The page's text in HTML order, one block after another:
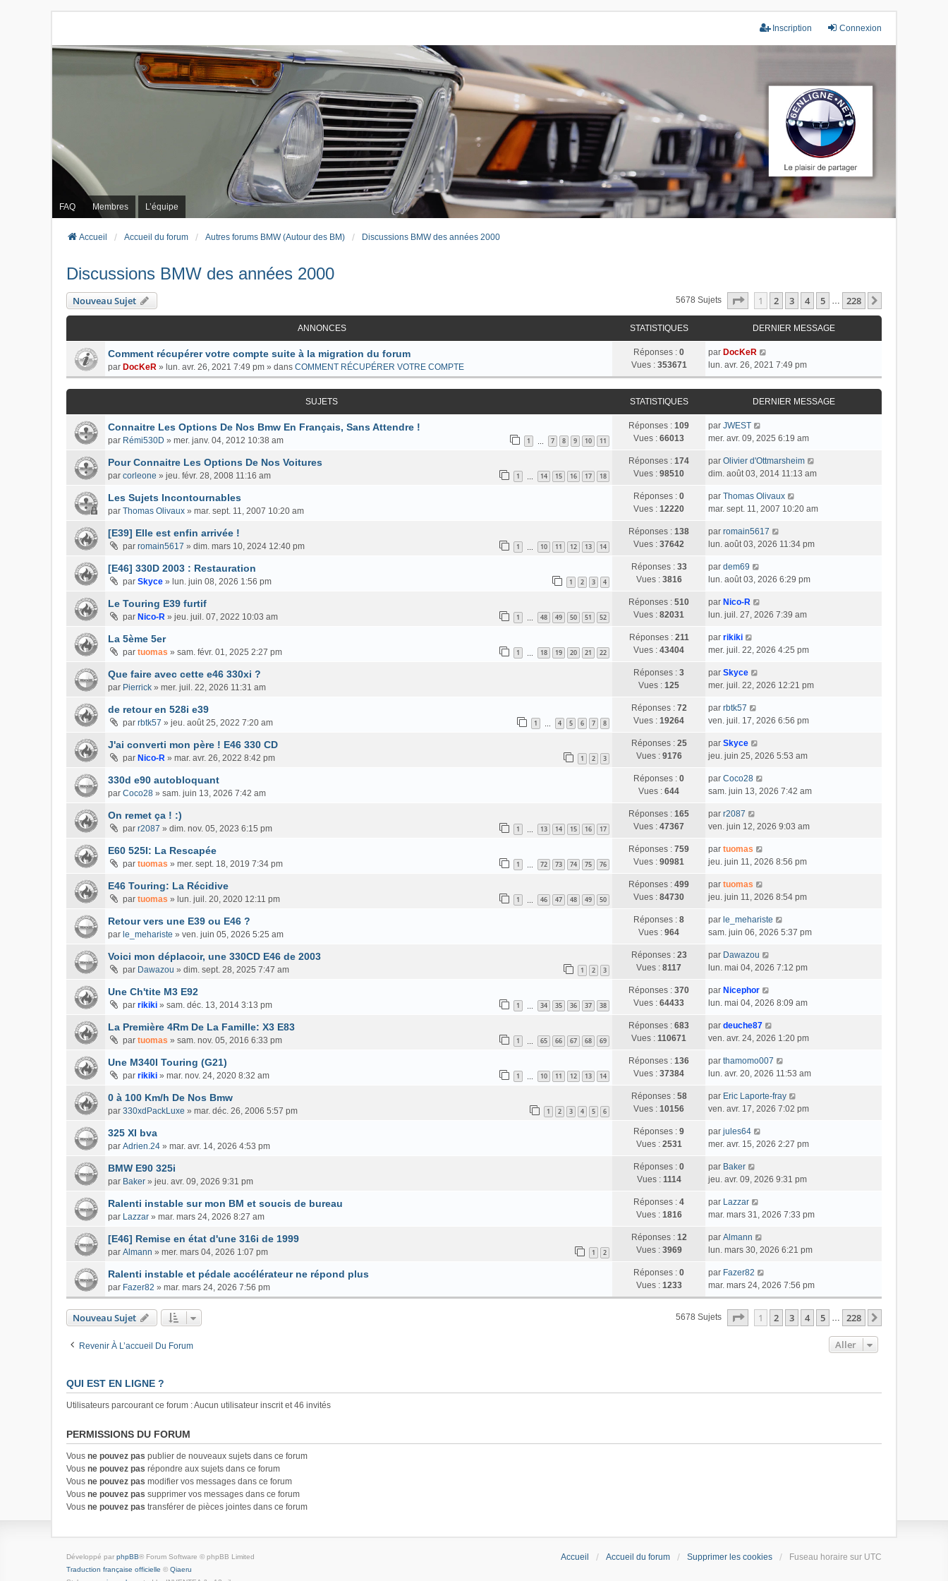
Connexion
Inscription
FAQ Membres L’équipe
Accueil Accueil du forum Autres forums BMW (Autour des BM) Discussions BMW des années 2000
Discussions BMW des années 2000
Nouveau Sujet 5678 Sujets Page Sur228
1 2 3 4 5 … 228
ANNONCES STATISTIQUES DERNIER MESSAGE
Comment récupérer votre compte suite à la migration du forum
par DocKeR » lun. avr. 26, 2021 7:49 pm » dans COMMENT RÉCUPÉRER VOTRE COMPTE
Réponses : 0
Vues : 353671
par DocKeR
lun. avr. 26, 2021 7:49 pm
SUJETS STATISTIQUES DERNIER MESSAGE
Connaitre Les Options De Nos Bmw En Français, Sans Attendre !
par Rémi530D » mer. janv. 04, 2012 10:38 am 1 … 7 8 9 10 11
Réponses : 109
Vues : 66013
par JWEST
mer. avr. 09, 2025 6:19 am
Pour Connaitre Les Options De Nos Voitures
par corleone » jeu. févr. 28, 2008 11:16 am 1 … 14 15 16 17 18
Réponses : 174
Vues : 98510
par Olivier d'Ottmarsheim
dim. août 03, 2014 11:13 am
Les Sujets Incontournables
par Thomas Olivaux » mar. sept. 11, 2007 10:20 am
Réponses : 0
Vues : 12220
par Thomas Olivaux
mar. sept. 11, 2007 10:20 am
[E39] Elle est enfin arrivée !
par romain5617 » dim. mars 10, 2024 12:40 pm 1 … 10 11 12 13 14
Réponses : 138
Vues : 37642
par romain5617
lun. août 03, 2026 11:34 pm
[E46] 330D 2003 : Restauration
par Skyce » lun. juin 08, 2026 1:56 pm 1 2 3 4
Réponses : 33
Vues : 3816
par dem69
lun. août 03, 2026 6:29 pm
Le Touring E39 furtif
par Nico-R » jeu. juil. 07, 2022 10:03 am 1 … 48 49 50 51 52
Réponses : 510
Vues : 82031
par Nico-R
lun. juil. 27, 2026 7:39 am
La 5ème 5er
par tuomas » sam. févr. 01, 2025 2:27 pm 1 … 18 19 20 21 22
Réponses : 211
Vues : 43404
par rikiki
mer. juil. 22, 2026 4:25 pm
Que faire avec cette e46 330xi ?
par Pierrick » mer. juil. 22, 2026 11:31 am
Réponses : 3
Vues : 125
par Skyce
mer. juil. 22, 2026 12:21 pm
de retour en 528i e39
par rbtk57 » jeu. août 25, 2022 7:20 am 1 … 4 5 6 7 8
Réponses : 72
Vues : 19264
par rbtk57
ven. juil. 17, 2026 6:56 pm
J'ai converti mon père ! E46 330 CD
par Nico-R » mar. avr. 26, 2022 8:42 pm 1 2 3
Réponses : 25
Vues : 9176
par Skyce
jeu. juin 25, 2026 5:53 am
330d e90 autobloquant
par Coco28 » sam. juin 13, 2026 7:42 am
Réponses : 0
Vues : 644
par Coco28
sam. juin 13, 2026 7:42 am
On remet ça ! :)
par r2087 » dim. nov. 05, 2023 6:15 pm 1 … 13 14 15 16 17
Réponses : 165
Vues : 47367
par r2087
ven. juin 12, 2026 9:03 am
E60 525I: La Rescapée
par tuomas » mer. sept. 18, 2019 7:34 pm 1 … 72 73 74 75 76
Réponses : 759
Vues : 90981
par tuomas
jeu. juin 11, 2026 8:56 pm
E46 Touring: La Récidive
par tuomas » lun. juil. 20, 2020 12:11 pm 1 … 46 47 48 49 50
Réponses : 499
Vues : 84730
par tuomas
jeu. juin 11, 2026 8:54 pm
Retour vers une E39 ou E46 ?
par le_mehariste » ven. juin 05, 2026 5:25 am
Réponses : 8
Vues : 964
par le_mehariste
sam. juin 06, 2026 5:37 pm
Voici mon déplacoir, une 330CD E46 de 2003
par Dawazou » dim. sept. 28, 2025 7:47 am 1 2 3
Réponses : 23
Vues : 8117
par Dawazou
lun. mai 04, 2026 7:12 pm
Une Ch'tite M3 E92
par rikiki » sam. déc. 13, 2014 3:13 pm 1 … 34 35 36 37 38
Réponses : 370
Vues : 64433
par Nicephor
lun. mai 04, 2026 8:09 am
La Première 4Rm De La Famille: X3 E83
par tuomas » sam. nov. 05, 2016 6:33 pm 1 … 65 66 67 68 69
Réponses : 683
Vues : 110671
par deuche87
ven. avr. 24, 2026 1:20 pm
Une M340I Touring (G21)
par rikiki » mar. nov. 24, 2020 8:32 am 1 … 10 11 12 13 14
Réponses : 136
Vues : 37384
par thamomo007
lun. avr. 20, 2026 11:53 am
0 à 100 Km/h De Nos Bmw
par 330xdPackLuxe » mar. déc. 26, 2006 5:57 pm 1 2 3 4 5 6
Réponses : 58
Vues : 10156
par Eric Laporte-fray
ven. avr. 17, 2026 7:02 pm
325 XI bva
par Adrien.24 » mar. avr. 14, 2026 4:53 pm
Réponses : 9
Vues : 2531
par jules64
mer. avr. 15, 2026 2:27 pm
BMW E90 325i
par Baker » jeu. avr. 09, 2026 9:31 pm
Réponses : 0
Vues : 1114
par Baker
jeu. avr. 09, 2026 9:31 pm
Ralenti instable sur mon BM et soucis de bureau
par Lazzar » mar. mars 24, 2026 8:27 am
Réponses : 4
Vues : 1816
par Lazzar
mar. mars 31, 2026 7:33 pm
[E46] Remise en état d'une 316i de 1999
par Almann » mer. mars 04, 2026 1:07 pm 1 2
Réponses : 12
Vues : 3969
par Almann
lun. mars 30, 2026 6:21 pm
Ralenti instable et pédale accélérateur ne répond plus
par Fazer82 » mar. mars 24, 2026 7:56 pm
Réponses : 0
Vues : 1233
par Fazer82
mar. mars 24, 2026 7:56 pm
Nouveau Sujet 5678 Sujets Page Sur228
1 2 3 4 5 … 228
Revenir À L’accueil Du Forum Aller
QUI EST EN LIGNE ?
Utilisateurs parcourant ce forum : Aucun utilisateur inscrit et 46 invités
PERMISSIONS DU FORUM
Vous ne pouvez pas publier de nouveaux sujets dans ce forum
Vous ne pouvez pas répondre aux sujets dans ce forum
Vous ne pouvez pas modifier vos messages dans ce forum
Vous ne pouvez pas supprimer vos messages dans ce forum
Vous ne pouvez pas transférer de pièces jointes dans ce forum
Accueil Accueil du forum Supprimer les cookies Fuseau horaire sur UTC
Développé par phpBB® Forum Software © phpBB Limited
Traduction française officielle © Qiaeru